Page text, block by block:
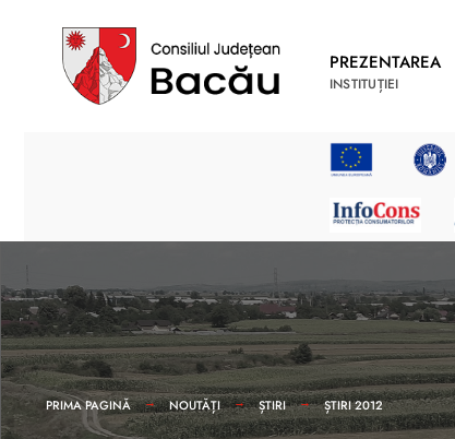
PREZENTAREA
INSTITUȚIEI
PRIMA PAGINĂ NOUTĂȚI ȘTIRI ȘTIRI 2012